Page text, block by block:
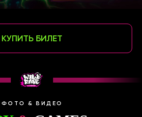
КУПИТЬ БИЛЕТ
ФОТО & ВИДЕО